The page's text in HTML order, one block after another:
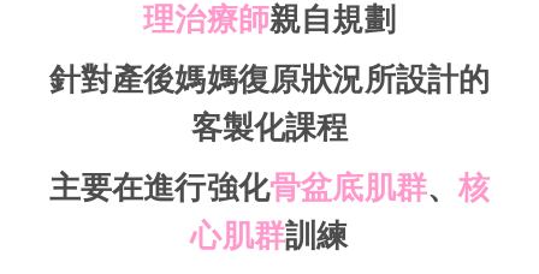
理治療師親自規劃
針對產後媽媽復原狀況所設計的
客製化課程
主要在進行強化骨盆底肌群、核
心肌群訓練